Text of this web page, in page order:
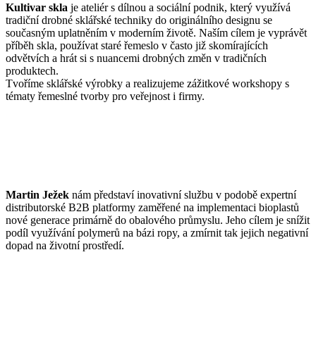
Kultivar skla je ateliér s dílnou a sociální podnik, který využívá
tradiční drobné sklářské techniky do originálního designu se
současným uplatněním v moderním životě. Naším cílem je vyprávět
příběh skla, používat staré řemeslo v často již skomírajících
odvětvích a hrát si s nuancemi drobných změn v tradičních
produktech.
Tvoříme sklářské výrobky a realizujeme zážitkové workshopy s
tématy řemeslné tvorby pro veřejnost i firmy.
Martin Ježek nám představí inovativní službu v podobě expertní
distributorské B2B platformy zaměřené na implementaci bioplastů
nové generace primárně do obalového průmyslu. Jeho cílem je snížit
podíl využívání polymerů na bázi ropy, a zmírnit tak jejich negativní
dopad na životní prostředí.